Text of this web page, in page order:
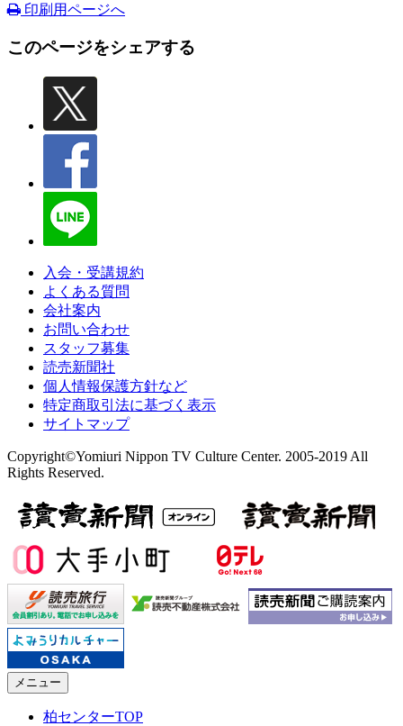
印刷用ページへ
このページをシェアする
入会・受講規約
よくある質問
会社案内
お問い合わせ
スタッフ募集
読売新聞社
個人情報保護方針など
特定商取引法に基づく表示
サイトマップ
Copyright©Yomiuri Nippon TV Culture Center. 2005-2019 All
Rights Reserved.
メニュー
柏センターTOP